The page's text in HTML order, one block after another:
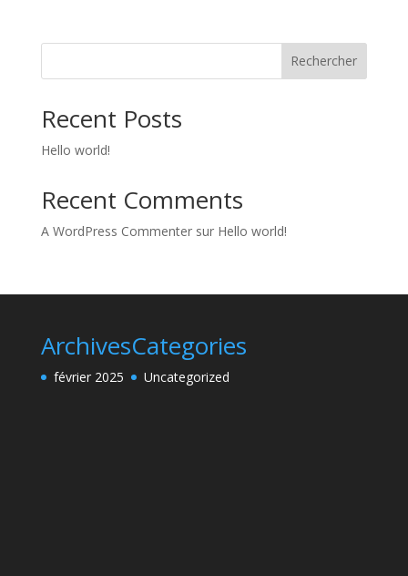
Rechercher
Recent Posts
Hello world!
Recent Comments
A WordPress Commentersur Hello world!
Archives
février 2025
Categories
Uncategorized